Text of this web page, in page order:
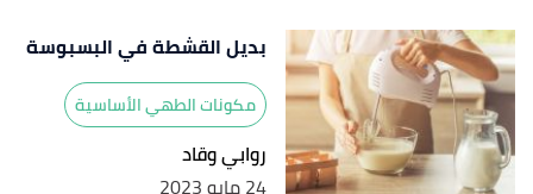
بديل القشطة في البسبوسة
مكونات الطهي الأساسية
روابي وقاد